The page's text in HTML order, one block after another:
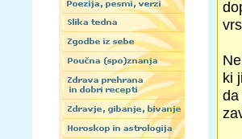
ki
da